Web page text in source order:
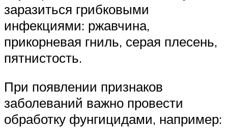
заразиться грибковыми
инфекциями: ржавчина,
прикорневая гниль, серая плесень,
пятнистость.
При появлении признаков
заболеваний важно провести
обработку фунгицидами, например: